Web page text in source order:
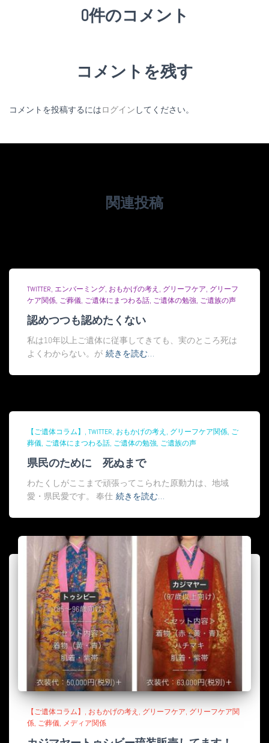
0件のコメント
コメントを残す
コメントを投稿するにはログイン してください。
関連投稿
TWITTER エンバーミング おもかげの考え グリーフケア グリーフ
ケア関係 ご葬儀 ご遺体にまつわる話 ご遺体の勉強 ご遺族の声
認めつつも認めたくない
私は10年以上ご遺体に従事してきても、実のところ死は
よくわからない。が 続きを読む…
【ご遺体コラム】 TWITTER おもかげの考え グリーフケア関係 ご
葬儀 ご遺体にまつわる話 ご遺体の勉強 ご遺族の声
県民のために 死ぬまで
わたくしがここまで頑張ってこられた原動力は、地域
愛・県民愛です。 奉仕 続きを読む…
【ご遺体コラム】 おもかげの考え グリーフケア グリーフケア関
係 ご葬儀 メディア関係